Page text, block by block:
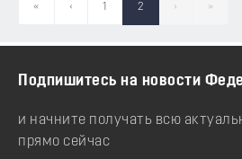
« ‹ 1 2 › »
Подпишитесь на новости
и начните получать всю
прямо сейчас